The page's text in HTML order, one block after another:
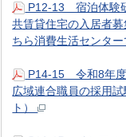
P12-13 宿泊体験
共賃貸住宅の入居
ちら消費生活センタ
P14-15 令和8年
広域連合職員の採用
ト）